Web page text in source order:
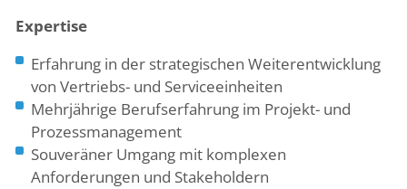
Expertise
Erfahrung in der strategischen Weiterentwicklung
von Vertriebs- und Serviceeinheiten
Mehrjährige Berufserfahrung im Projekt- und
Prozessmanagement
Souveräner Umgang mit komplexen
Anforderungen und Stakeholdern